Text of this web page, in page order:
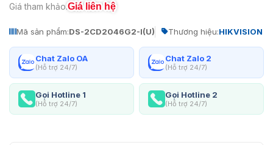
Giá tham khảo:Giá liên hệ
Mã sản phẩm:DS-2CD2046G2-I(U) Thương hiệu:HIKVISION
Chat Zalo OA
(Hỗ trợ 24/7)
Chat Zalo 2
(Hỗ trợ 24/7)
Gọi Hotline 1
(Hỗ trợ 24/7)
Gọi Hotline 2
(Hỗ trợ 24/7)